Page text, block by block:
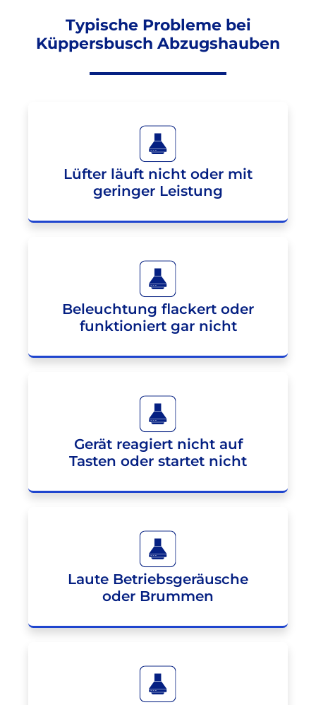
Typische Probleme bei
Küppersbusch Abzugshauben
Lüfter läuft nicht oder mit
geringer Leistung
Beleuchtung flackert oder
funktioniert gar nicht
Gerät reagiert nicht auf
Tasten oder startet nicht
Laute Betriebsgeräusche
oder Brummen